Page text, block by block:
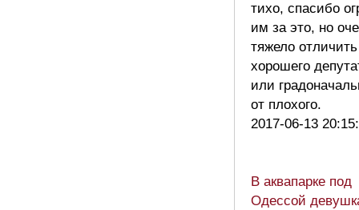
тихо, спасибо
им за это, но
тяжело отличить
хорошего
или
от плохого.
2017-06-13
В аквапарке под
Одессой